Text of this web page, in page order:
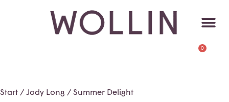
0
Start / Jody Long / Summer Delight